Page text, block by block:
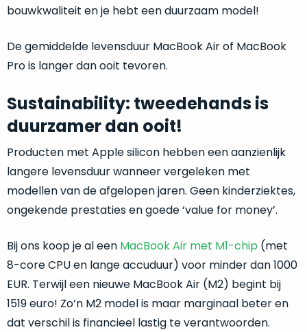
bouwkwaliteit en je hebt een duurzaam model!
De gemiddelde levensduur MacBook Air of MacBook
Pro is langer dan ooit tevoren.
Sustainability: tweedehands is
duurzamer dan ooit!
Producten met Apple silicon hebben een aanzienlijk
langere levensduur wanneer vergeleken met
modellen van de afgelopen jaren. Geen kinderziektes,
ongekende prestaties en goede ‘value for money’.
Bij ons koop je al een MacBook Air met M1-chip (met
8-core CPU en lange accuduur) voor minder dan 1000
EUR. Terwijl een nieuwe MacBook Air (M2) begint bij
1519 euro! Zo’n M2 model is maar marginaal beter en
dat verschil is financieel lastig te verantwoorden.
Als
–
nauwelijks
gebruikt,
maximaal
voordeel.
product
is
een
‘customer
Kort
uitgepakt
en
binnen
de
retourperiode
basis
echteklantervaringentref
je
onze
labels.
Onze
favoriet
model
biedt
het
beste
‘all-